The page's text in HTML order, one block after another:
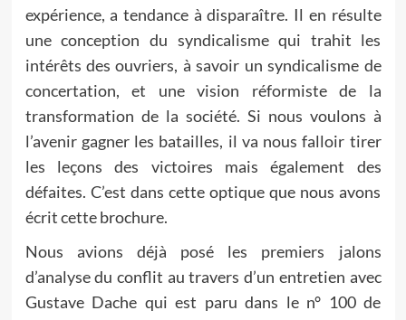
expérience, a tendance à disparaître. Il en résulte
une conception du syndicalisme qui trahit les
intérêts des ouvriers, à savoir un syndicalisme de
concertation, et une vision réformiste de la
transformation de la société. Si nous voulons à
l’avenir gagner les batailles, il va nous falloir tirer
les leçons des victoires mais également des
défaites. C’est dans cette optique que nous avons
écrit cette brochure.
Nous avions déjà posé les premiers jalons
d’analyse du conflit au travers d’un entretien avec
Gustave Dache qui est paru dans le n° 100 de